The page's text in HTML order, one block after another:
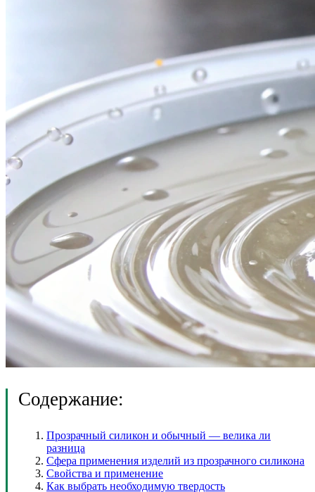
Содержание:
Прозрачный силикон и обычный — велика ли
разница
Сфера применения изделий из прозрачного силикона
Свойства и применение
Как выбрать необходимую твердость